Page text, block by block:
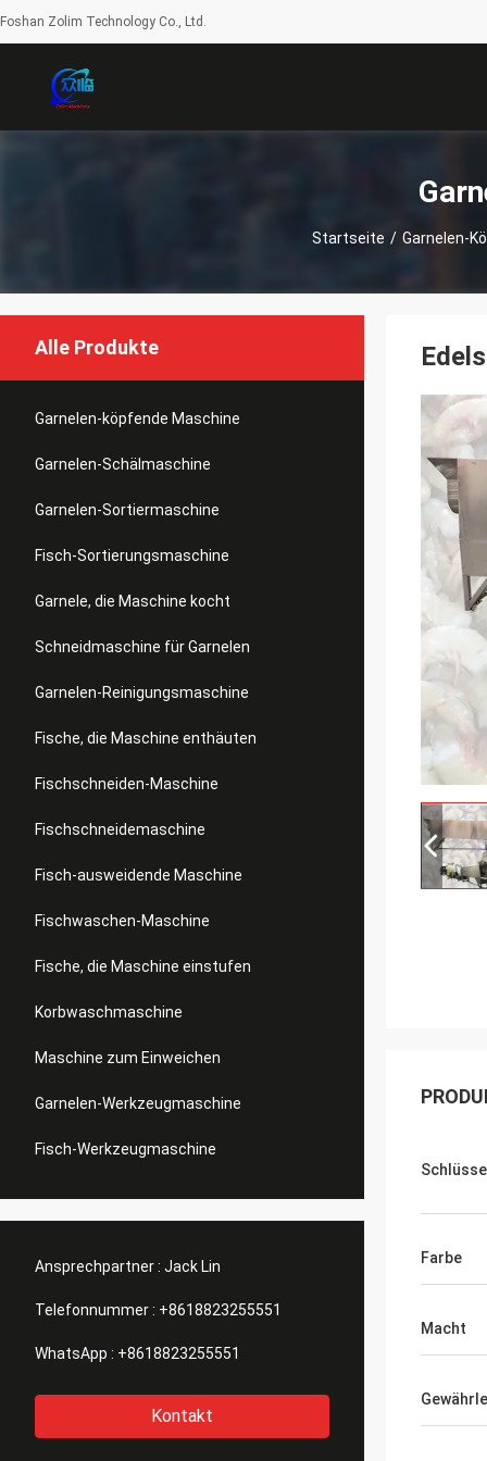
Foshan Zolim Technology Co., Ltd.
Startseite / Garnelen-
Alle Produkte
Garnelen-köpfende Maschine
Garnelen-Schälmaschine
Garnelen-Sortiermaschine
Fisch-Sortierungsmaschine
Garnele, die Maschine kocht
Schneidmaschine für Garnelen
Garnelen-Reinigungsmaschine
Fische, die Maschine enthäuten
Fischschneiden-Maschine
Fischschneidemaschine
Fisch-ausweidende Maschine
Fischwaschen-Maschine
Fische, die Maschine einstufen
Korbwaschmaschine
Maschine zum Einweichen
Garnelen-Werkzeugmaschine
Fisch-Werkzeugmaschine
Ansprechpartner : Jack Lin
Telefonnummer : +8618823255551
WhatsApp : +8618823255551
Kontakt
Farbe
Macht